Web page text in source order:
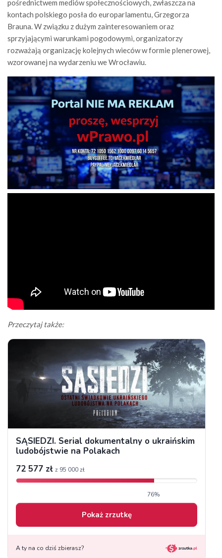
pośrednictwem mediów społecznościowych, zwłaszcza na
kontach polskiego posła do europarlamentu, Grzegorza
Brauna. W związku z dużym zainteresowaniem oraz
sprzyjającymi warunkami pogodowymi, organizatorzy
rozważają organizację kolejnych wieców w formie plenerowej,
wzorowanej na wydarzeniu we Wrocławiu.
Przeczytaj także: